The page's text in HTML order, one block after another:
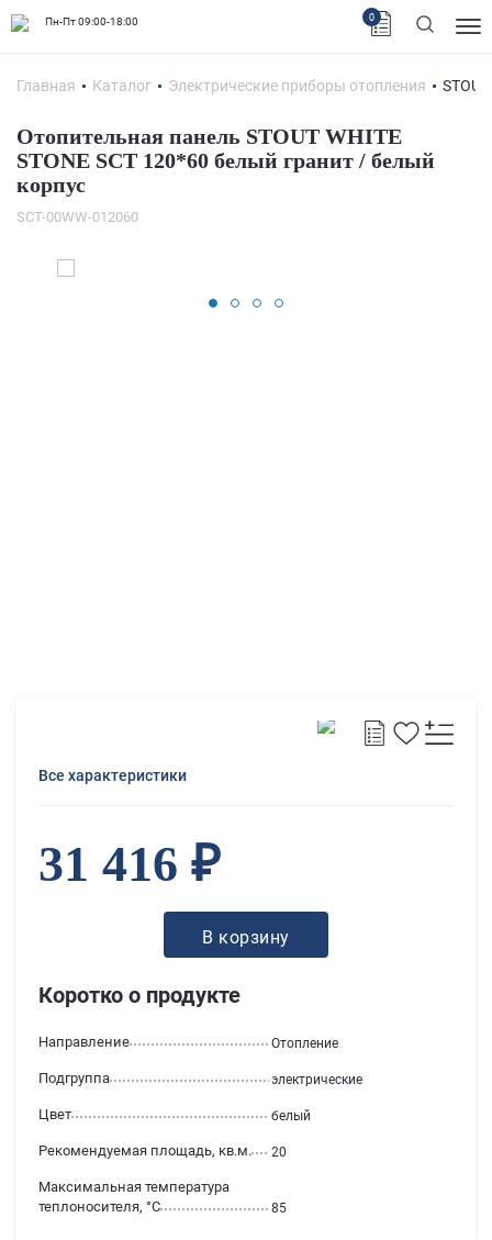
Пн-Пт 09:00-18:00 0
Главная Каталог Электрические приборы отопления
Отопительная панель STOUT WHITE
STONE SCT 120*60 белый гранит / белый
корпус
SCT-00WW-012060
Коротко о продукте
Максимальная температура
теплоносителя, °С
85
Направление Отопление
Подгруппа электрические
Цвет белый
Рекомендуемая площадь, кв.м. 20
Все характеристики
31 416 ₽
В корзину